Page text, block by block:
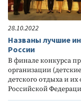
28.10.2022
Названы лучшие
России
В финале конкурса
организации
детского отдыха и их
Российской